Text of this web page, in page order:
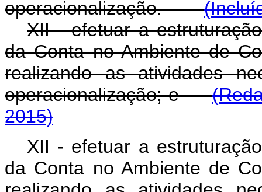
operacionalização.
XII - efetuar a
da Conta no Ambiente de
realizando as atividades
operacionalização; e
2015)
XII - efetuar a
da Conta no Ambiente de